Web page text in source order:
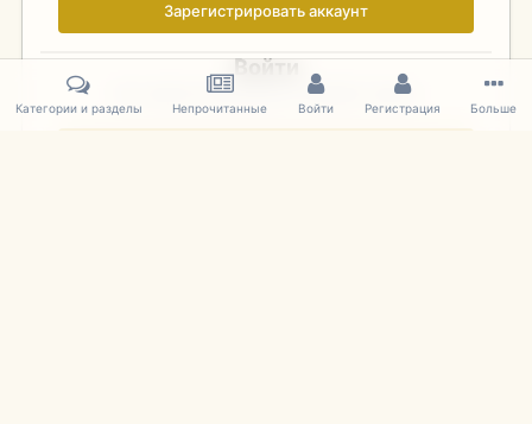
Зарегистрировать аккаунт
Войти
Уже зарегистрированы? Войдите здесь.
Категории и разделы Непрочитанные Войти Регистрация Больше